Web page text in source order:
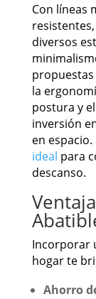
Con líneas
diversos
propuestas
la
postura y
inversión
en espacio.
ideal para
descanso.
Incorporar
hogar te
Ahorro